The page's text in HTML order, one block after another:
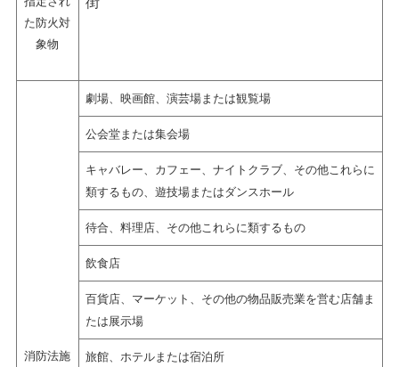
た防火対
象物
消防法施
劇場、映画館、演芸場または観覧場
公会堂または集会場
キャバレー、カフェー、ナイトクラブ、その他これらに
類するもの、遊技場またはダンスホール
待合、料理店、その他これらに類するもの
飲食店
百貨店、マーケット、その他の物品販売業を営む店舗ま
たは展示場
旅館、ホテルまたは宿泊所